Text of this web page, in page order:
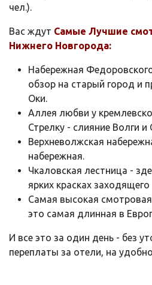
чел.).
Вас ждут Самые Лучшие
Нижнего Новгорода:
Набережная
обзор на старый город и
Оки.
Аллея любви у
Стрелку - слияние Волги и
Верхневолжская
набережная.
Чкаловская лестница -
ярких красках
Самая высокая
это самая длинная в
И все это за один день - без
переплаты за отели, на